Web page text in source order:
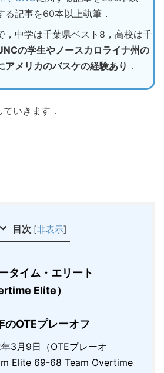
る記事を60本以上執筆．
，中学は千葉県ベスト8，高校は千
の学生やノースカロライナ州の
アメリカのバスケの経験あり ．
いきます．
目次 [非表示]
タイム・エリート
Elite）
のOTEプレーオフ
3月9日（OTEプレーオ
Elite 69-68 Team Overtime